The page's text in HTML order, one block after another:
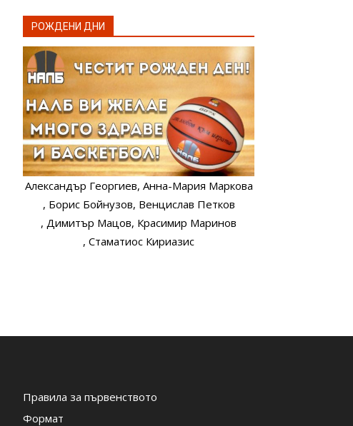
РОЖДЕНИ ДНИ
Александър Георгиев, Анна-Мария Маркова
, Борис Бойнузов, Венцислав Петков
, Димитър Мацов, Красимир Маринов
, Стаматиос Кириазис
Правила за първенството
Формат